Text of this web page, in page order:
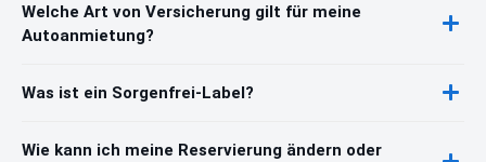
Welche Art von Versicherung gilt für meine
Autoanmietung?
Was ist ein Sorgenfrei-Label?
Wie kann ich meine Reservierung ändern oder